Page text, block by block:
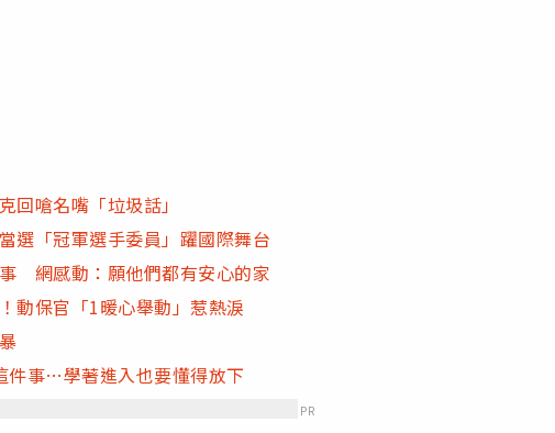
嗆名嘴「垃圾話」
選「冠軍選手委員」躍國際舞台
網感動：願他們都有安心的家
動保官「1暖心舉動」惹熱淚
事…學著進入也要懂得放下
PR